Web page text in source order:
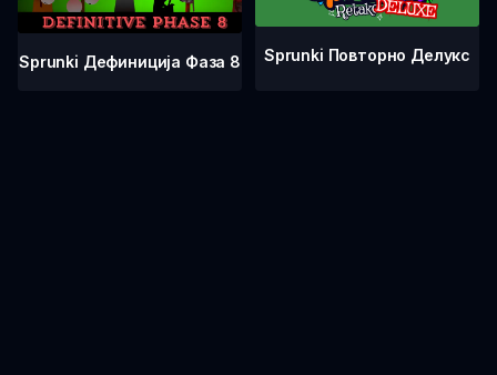
Sprunki Дефиниција Фаза 8 Sprunki Повторно Делукс